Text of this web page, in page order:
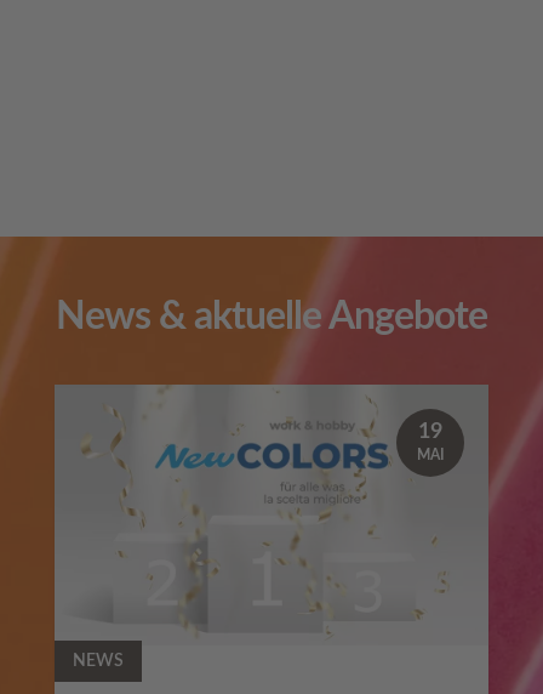
News & aktuelle Angebote
NEWS
19
MAI